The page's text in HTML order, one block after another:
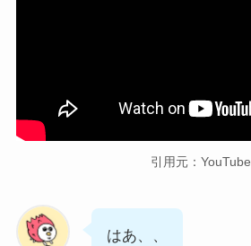
引用元：YouTube
はあ、、